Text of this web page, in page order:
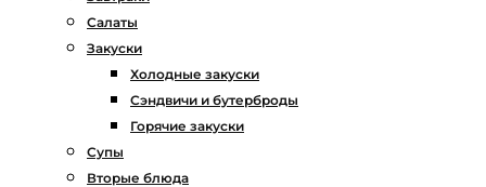
Салаты
Закуски
Холодные закуски
Сэндвичи и бутерброды
Горячие закуски
Супы
Вторые блюда